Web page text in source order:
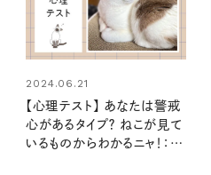
2024.06.21
【心理テスト】 あなたは警戒
心があるタイプ？ ねこが見て
いるものからわかるニャ！：ね